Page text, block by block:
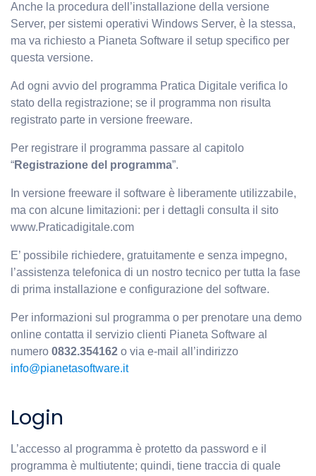
Anche la procedura dell’installazione della versione
Server, per sistemi operativi Windows Server, è la stessa,
ma va richiesto a Pianeta Software il setup specifico per
questa versione.
Ad ogni avvio del programma Pratica Digitale verifica lo
stato della registrazione; se il programma non risulta
registrato parte in versione freeware.
Per registrare il programma passare al capitolo
“Registrazione del programma”.
In versione freeware il software è liberamente utilizzabile,
ma con alcune limitazioni: per i dettagli consulta il sito
www.Praticadigitale.com
E’ possibile richiedere, gratuitamente e senza impegno,
l’assistenza telefonica di un nostro tecnico per tutta la fase
di prima installazione e configurazione del software.
Per informazioni sul programma o per prenotare una demo
online contatta il servizio clienti Pianeta Software al
numero 0832.354162 o via e-mail all’indirizzo
info@pianetasoftware.it
Login
L’accesso al programma è protetto da password e il
programma è multiutente; quindi, tiene traccia di quale